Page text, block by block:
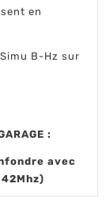
en
B-Hz sur
:
avec